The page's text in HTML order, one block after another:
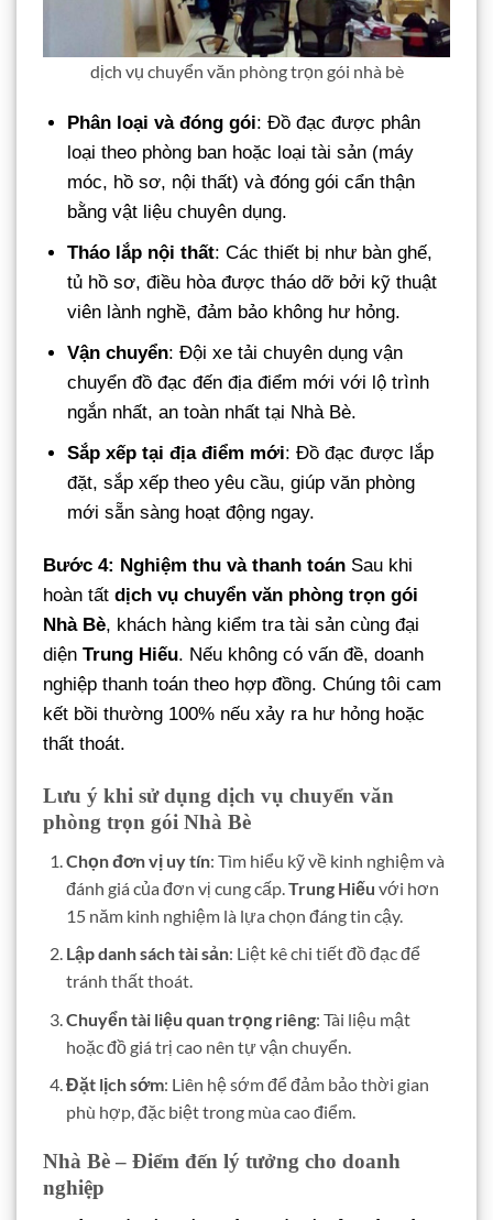
dịch vụ chuyển văn phòng trọn gói nhà bè
Phân loại và đóng gói: Đồ đạc được phân
loại theo phòng ban hoặc loại tài sản (máy
móc, hồ sơ, nội thất) và đóng gói cẩn thận
bằng vật liệu chuyên dụng.
Tháo lắp nội thất: Các thiết bị như bàn ghế,
tủ hồ sơ, điều hòa được tháo dỡ bởi kỹ thuật
viên lành nghề, đảm bảo không hư hỏng.
Vận chuyển: Đội xe tải chuyên dụng vận
chuyển đồ đạc đến địa điểm mới với lộ trình
ngắn nhất, an toàn nhất tại Nhà Bè.
Sắp xếp tại địa điểm mới: Đồ đạc được lắp
đặt, sắp xếp theo yêu cầu, giúp văn phòng
mới sẵn sàng hoạt động ngay.
Bước 4: Nghiệm thu và thanh toán Sau khi
hoàn tất dịch vụ chuyển văn phòng trọn gói
Nhà Bè, khách hàng kiểm tra tài sản cùng đại
diện Trung Hiếu. Nếu không có vấn đề, doanh
nghiệp thanh toán theo hợp đồng. Chúng tôi cam
kết bồi thường 100% nếu xảy ra hư hỏng hoặc
thất thoát.
Lưu ý khi sử dụng dịch vụ chuyển văn
phòng trọn gói Nhà Bè
Chọn đơn vị uy tín: Tìm hiểu kỹ về kinh nghiệm và
đánh giá của đơn vị cung cấp. Trung Hiếu với hơn
15 năm kinh nghiệm là lựa chọn đáng tin cậy.
Lập danh sách tài sản: Liệt kê chi tiết đồ đạc để
tránh thất thoát.
Chuyển tài liệu quan trọng riêng: Tài liệu mật
hoặc đồ giá trị cao nên tự vận chuyển.
Đặt lịch sớm: Liên hệ sớm để đảm bảo thời gian
phù hợp, đặc biệt trong mùa cao điểm.
Nhà Bè – Điểm đến lý tưởng cho doanh
nghiệp